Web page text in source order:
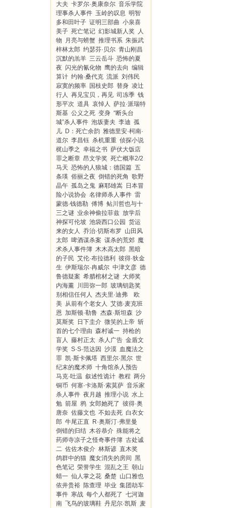
大夫 卡罗尔·奥康奈尔 音乐学院
理事杀人事件 玉岭的叹息 明智
多和田叶子 证明三部曲 小泉喜
美子 死亡笔记 幻影城新人奖
人
物
月亮与螃蟹 推理书系 朱振武
梓林太郎 约瑟芬·贝尔 青山刚昌
沉默的羔羊 三云岳斗 恐怖的夏
夜 闪光的氰化物 鹰的去向 编辑
算计 约翰·桑代克 流派 刘伟民
寂寞的频率 国枝史郎 替身 凌辻
行人 再见宝贝，再见 司冻季 钱
形平次 道具 哀悼人 萨拉·派瑞特
斯基 公义之死 变身 “断头台
城”杀人事件 泡坂妻夫 李迪 孤
儿 D：死亡余韵 雅德里安·柯南·
道尔 李昌钰 杀机重重 侦探小说
梶山季之 幸福之书 萨伏大饭店
罪之断章 昂文学奖 死亡概率2/2
马天 恐怖的人狼城：德国篇 五
条瑛 俗丽之夜 倒错的死角 歌野
晶午 孤岛之鬼 麻耶雄嵩 日本冒
险小说协会 名律师杀人事件 雷
蒙德·钱德勒 傅博 鲇川哲也与十
三之谜 业余神偷拉菲兹 放学后
神探可伦坡 池袋西口公园 货运
来的女人 乔治·切斯布罗 山田风
太郎 啤酒谋杀案 谋杀的荒郊 魔
术杀人事件簿 木木高太郎 黑暗
的子民 艾伦·布拉德利
彼得·狄金
生 伊斯瑞尔·冉威尔 中津文彦 德
鲁德疑案 希腊棺材之谜 大师奖
内海薰 川田弥一郎 玻璃钥匙奖
别相信任何人 杰夫里·迪弗 欧
美 从前有个老女人 艾德·麦克班
恩 加斯顿·勒鲁 杰森·斯坦森 沙
莫斯奖
日下圭介 微笑的上帝 斩
首的七个理由 森村诚一 持枪的
盲人 藤村正太 杀人广告 金盾文
学奖 S·S·范达因 沙漠 血魔法之
罪 凯·斯卡佩塔 西里尔·黑尔 世
纪末的魔术师 十角馆杀人预告
马克·吐温 叙述性诡计 教程 两分
铜币 何塞·卡洛斯·索莫萨 音乐家
杀人事件 夜月越 推理小说 水上
勉 箭屋 鸦 女郎她死了 彼得·奥
唐奈 佐藤文也 不如去死 白衣女
郎 牛尾正直 R·奥斯汀·弗里曼
倒错的归结 木谷恭介 殊能将之
药师寺凉子之怪奇事件簿 古处诚
二 佐佐木俊介 林斯谚 直木奖
鸽群中的猫 魔女消失的房间 黑
色笔记 荣誉学生 混乱之王 朝山
蜻一 仙人掌之花 桑楚 山口雅也
依井贵裕 陈查理 毕业 集团劫车
事件 寒战 每个人都死了 七河迦
南 飞鸟的玻璃鞋 丹尼尔·凯斯 麦